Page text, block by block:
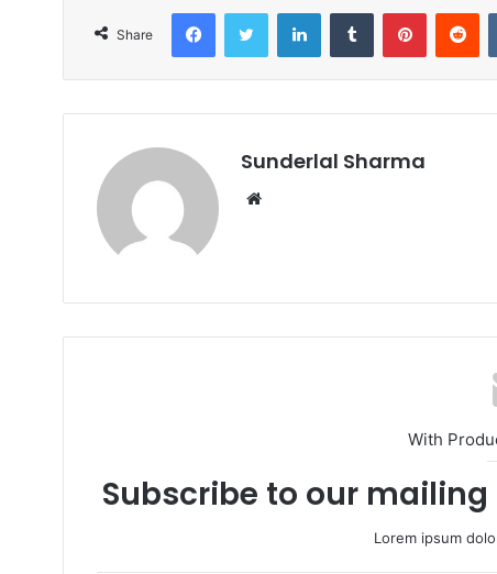
Share
FacebookTwitter LinkedInTumblr Pinterest
Sunderlal Sharma
Website
With
Subscribe to our
Lorem ipsum